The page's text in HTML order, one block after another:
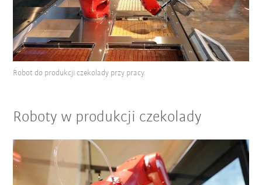
Robot do produkcji czekolady przy pracy.
Roboty w produkcji czekolady